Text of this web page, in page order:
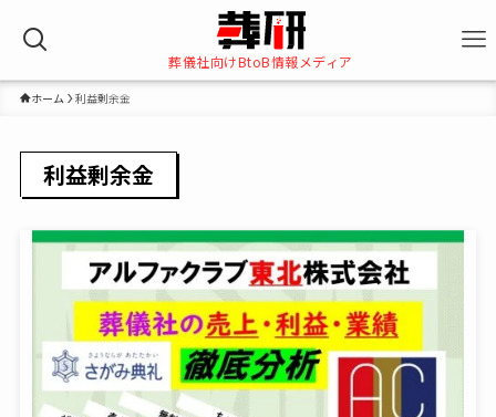
葬儀社向けBtoB情報メディア
ホーム 利益剰余金
利益剰余金